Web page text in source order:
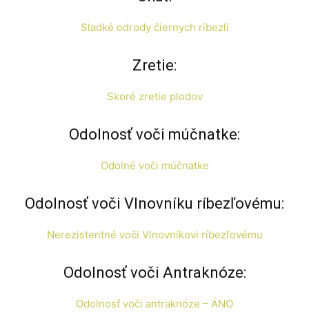
Sladké odrody čiernych ríbezlí
Zretie:
Skoré zretie plodov
Odolnosť voči múčnatke:
Odolné voči múčnatke
Odolnosť voči Vlnovníku ríbezľovému:
Nerezistentné voči Vlnovníkovi ríbezľovému
Odolnosť voči Antraknóze:
Odolnosť voči antraknóze – ÁNO